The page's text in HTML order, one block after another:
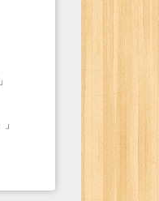
」
」